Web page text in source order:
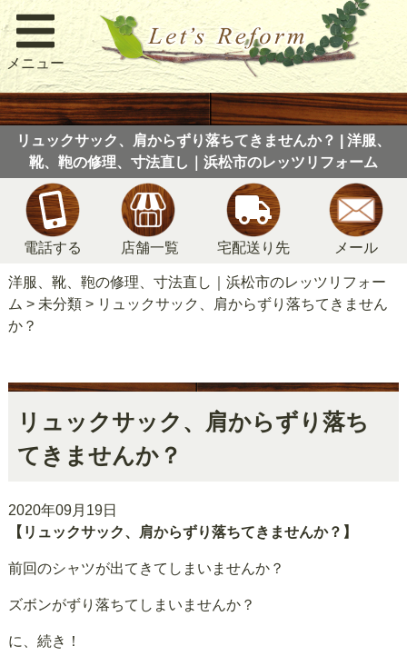
メニュー
リュックサック、肩からずり落ちてきませんか？ | 洋服、
靴、鞄の修理、寸法直し｜浜松市のレッツリフォーム
電話する 店舗一覧 宅配送り先 メール
洋服、靴、鞄の修理、寸法直し｜浜松市のレッツリフォー
ム > 未分類> リュックサック、肩からずり落ちてきません
か？
リュックサック、肩からずり落ち
てきませんか？
2020年09月19日
【リュックサック、肩からずり落ちてきませんか？】
前回のシャツが出てきてしまいませんか？
ズボンがずり落ちてしまいませんか？
に、続き！